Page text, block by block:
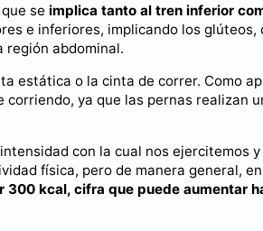
se implica tanto al tren inferior
e inferiores, implicando los glúteos,
región abdominal.
estática o la cinta de correr. Como
ya que las pernas realizan
con la cual nos ejercitemos
física, pero de manera general,
300 kcal, cifra que puede aumentar